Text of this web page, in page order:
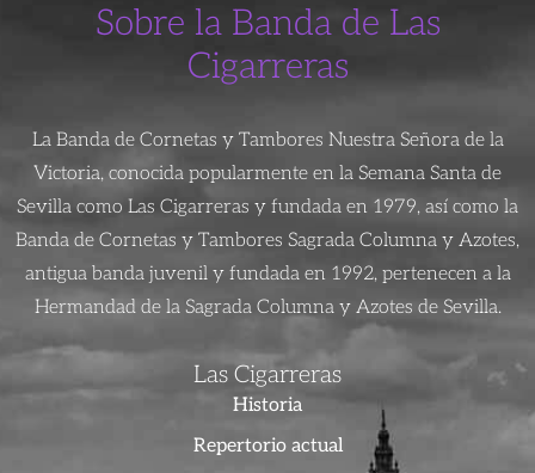
Sobre la Banda de Las
Cigarreras
La Banda de Cornetas y Tambores Nuestra Señora de la
Victoria, conocida popularmente en la Semana Santa de
Sevilla como Las Cigarreras y fundada en 1979, así como la
Banda de Cornetas y Tambores Sagrada Columna y Azotes,
antigua banda juvenil y fundada en 1992, pertenecen a la
Hermandad de la Sagrada Columna y Azotes de Sevilla.
Las Cigarreras
Historia
Repertorio actual